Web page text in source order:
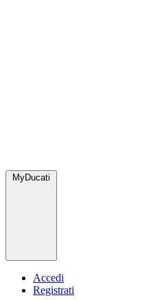
MyDucati
Accedi
Registrati